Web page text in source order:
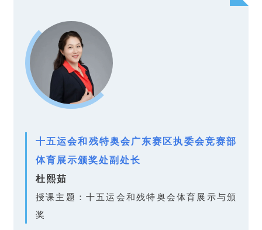
十五运会和残特奥会广东赛区执委会竞赛部
体育展示颁奖处副处长
杜熙茹
授课主题：十五运会和残特奥会体育展示与颁
奖